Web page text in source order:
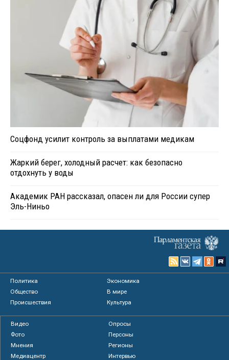
Соцфонд усилит контроль за выплатами медикам
Жаркий берег, холодный расчет: как безопасно
отдохнуть у воды
Академик РАН рассказал, опасен ли для России супер
Эль-Ниньо
Политика
Экономика
Общество
В мире
Происшествия
Культура
Видео
Опросы
Фото
Персоны
Мнения
Регионы
Медиацентр
Интервью